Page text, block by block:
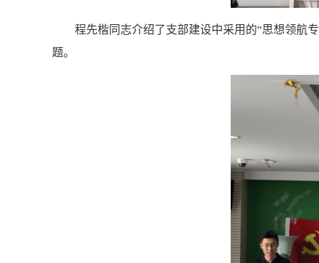
程先楷同志介绍了支部建设中采用的“思想领航
题。